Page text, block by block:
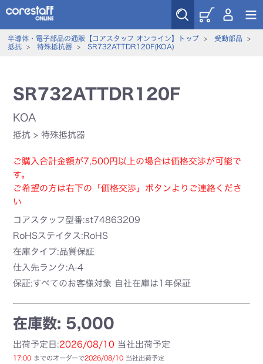
半導体・電子部品の通販【コアスタッフ オンライン】トップ> 受動部品 >
抵抗> 特殊抵抗器> SR732ATTDR120F(KOA)
SR732ATTDR120F
KOA
抵抗 >特殊抵抗器
ご購入合計金額が7,500円以上の場合は価格交渉が可能で
す。
ご希望の方は右下の「価格交渉」ボタンよりご連絡くださ
い
コアスタッフ型番:st74863209
RoHSステイタス:RoHS
在庫タイプ:品質保証
仕入先ランク:A-4
保証:すべてのお客様対象 自社在庫は1年保証
在庫数: 5,000
出荷予定日:2026/08/10 当社出荷予定
17:00 までのオーダーで2026/08/10 当社出荷予定